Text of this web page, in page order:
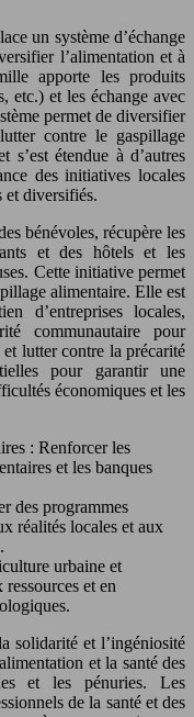
un système d’échange
l’alimentation et à
apporte les produits
etc.) et les échange avec
permet de diversifier
contre le gaspillage
s’est étendue à d’autres
des initiatives locales
et diversifiés.
bénévoles, récupère les
et des hôtels et les
Cette initiative permet
alimentaire. Elle est
d’entreprises locales,
communautaire pour
lutter contre la précarité
pour garantir une
économiques et les
: Renforcer les
et les banques
des programmes
réalités locales et aux
urbaine et
et en
solidarité et l’ingéniosité
et la santé des
et les pénuries. Les
de la santé et des